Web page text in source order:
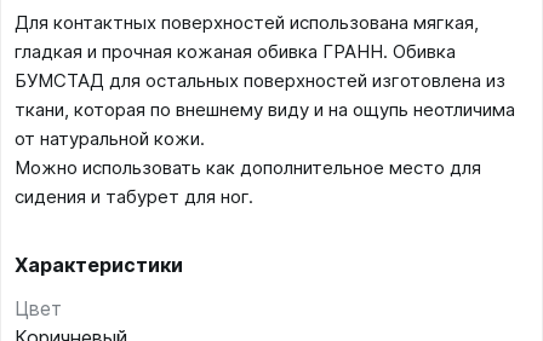
Для контактных поверхностей использована мягкая,
гладкая и прочная кожаная обивка ГРАНН. Обивка
БУМСТАД для остальных поверхностей изготовлена из
ткани, которая по внешнему виду и на ощупь неотличима
от натуральной кожи.
Можно использовать как дополнительное место для
сидения и табурет для ног.
Характеристики
Цвет